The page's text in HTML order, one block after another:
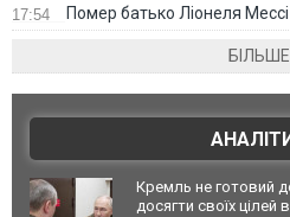
17:54 Помер батько Ліонеля Мессі
БІЛЬШЕ
Кремль не готовий
досягти своїх